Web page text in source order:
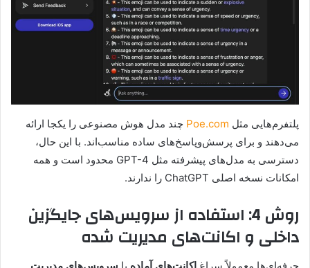
پلتفرم‌هایی مثل Poe.com چند مدل هوش مصنوعی را یکجا ارائه
می‌دهند و برای پرسش‌وپاسخ‌های ساده مناسب‌اند. با این حال،
دسترسی به مدل‌های پیشرفته مثل GPT-4 محدود است و همه
امکانات نسخه اصلی ChatGPT را ندارند.
روش 4: استفاده از سرویس‌های جایگزین
داخلی و اکانت‌های مدیریت شده
حرفه‌ای‌ها معمولاً سراغ اکانت‌های آماده یا سرویس‌های مدیریت